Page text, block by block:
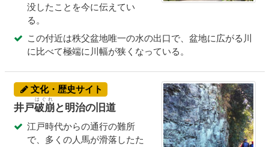
没したことを今に伝えてい
る。
この付近は秩父盆地唯一の水の出口で、盆地に広がる川
に比べて極端に川幅が狭くなっている。
文化・歴史サイト
井戸破崩
はぐれ
と明治の旧道
江戸時代からの通行の難所
で、多くの人馬が滑落したた